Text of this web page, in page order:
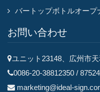
バートップボトルオープ
お問い合わせ
ユニット23148、広州市
0086-20-38812350 /
marketing@ideal-